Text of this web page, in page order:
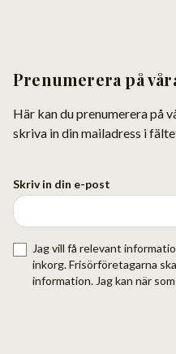
Prenumerera på
Här kan du prenumerera på
skriva in din mailadress i
Skriv in din e-post
Jag vill få relevant
inkorg. Frisörföretagarna
information. Jag kan när